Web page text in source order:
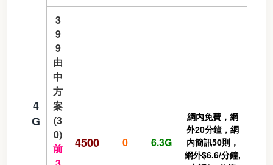
4
G
3
9
9
由
中
方
案
(3
0)
前
4500 0 6.3G
網內免費，網
外20分鐘，網
內簡訊50則，
網外$6.6/分鐘,